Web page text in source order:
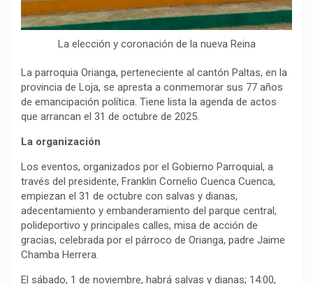
La elección y coronación de la nueva Reina
La parroquia Orianga, perteneciente al cantón Paltas, en la
provincia de Loja, se apresta a conmemorar sus 77 años
de emancipación política. Tiene lista la agenda de actos
que arrancan el 31 de octubre de 2025.
La organización
Los eventos, organizados por el Gobierno Parroquial, a
través del presidente, Franklin Cornelio Cuenca Cuenca,
empiezan el 31 de octubre con salvas y dianas,
adecentamiento y embanderamiento del parque central,
polideportivo y principales calles, misa de acción de
gracias, celebrada por el párroco de Orianga, padre Jaime
Chamba Herrera.
El sábado, 1 de noviembre, habrá salvas y dianas; 14:00,